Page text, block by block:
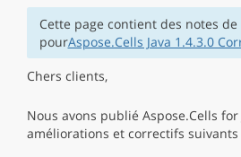
Cette page contient des notes de
pourAspose.Cells Java 1.4.3.0
Chers clients,
Nous avons publié Aspose.Cells for
améliorations et correctifs